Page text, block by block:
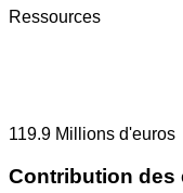
Ressources
119.9 Millions d'euros
Contribution des